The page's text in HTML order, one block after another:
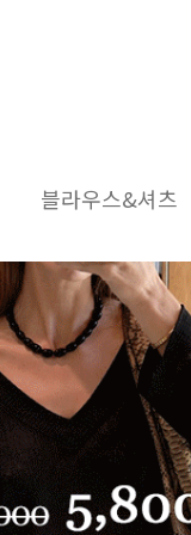
블라우스&셔츠